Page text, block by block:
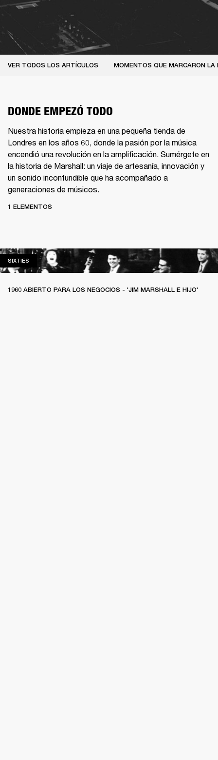
VER TODOS LOS ARTÍCULOS MOMENTOS QUE MARCARON LA
DONDE EMPEZÓ TODO
Nuestra historia empieza en una pequeña tienda de
Londres en los años 60, donde la pasión por la música
encendió una revolución en la amplificación. Sumérgete en
la historia de Marshall: un viaje de artesanía, innovación y
un sonido inconfundible que ha acompañado a
generaciones de músicos.
1 ELEMENTOS
SIXTIES SIXTIES
1960 ABIERTO PARA LOS NEGOCIOS - 'JIM MARSHALL E HIJO'